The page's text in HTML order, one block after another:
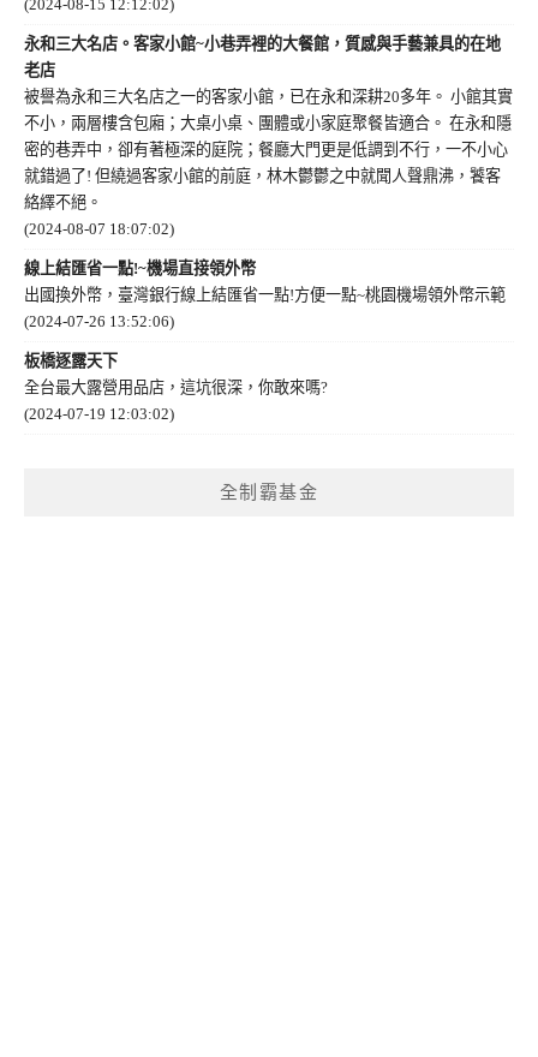
(2024-08-15 12:12:02)
永和三大名店。客家小館~小巷弄裡的大餐館，質感與手藝兼具的在地
老店
被譽為永和三大名店之一的客家小館，已在永和深耕20多年。 小館其實
不小，兩層樓含包廂；大桌小桌、團體或小家庭聚餐皆適合。 在永和隱
密的巷弄中，卻有著極深的庭院；餐廳大門更是低調到不行，一不小心
就錯過了! 但繞過客家小館的前庭，林木鬱鬱之中就聞人聲鼎沸，饕客
絡繹不絕。
(2024-08-07 18:07:02)
線上結匯省一點!~機場直接領外幣
出國換外幣，臺灣銀行線上結匯省一點!方便一點~桃園機場領外幣示範
(2024-07-26 13:52:06)
板橋逐露天下
全台最大露營用品店，這坑很深，你敢來嗎?
(2024-07-19 12:03:02)
全制霸基金